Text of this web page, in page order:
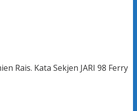
Rais. Kata Sekjen JARI 98 Ferry